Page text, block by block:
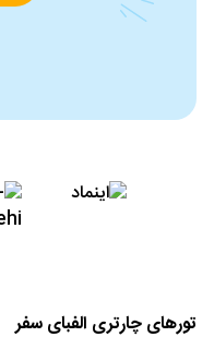
تورهای چارتری الفبای سفر